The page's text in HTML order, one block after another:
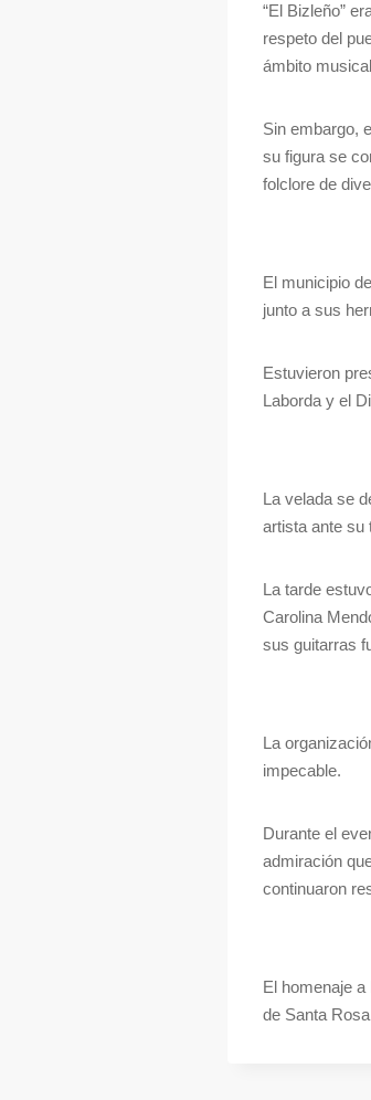
“El Bizleño”
respeto del
ámbito
Sin embargo,
su figura se
folclore de
El municipio
junto a sus
Estuvieron
Laborda y el
La velada se
artista ante su
La tarde
Carolina
sus guitarras
La
impecable.
Durante el
admiración
continuaron
El homenaje
de Santa